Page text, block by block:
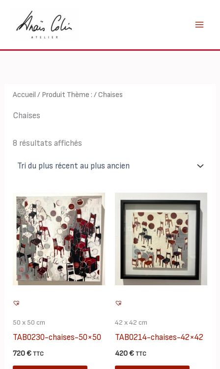
Accueil / Produit Thème : / Chaises
Chaises
8 résultats affichés
récent
ancien
50 x 50 cm
TAB0230-chaises-50×50
720€ TTC
42 x 42 cm
TAB0214-chaises-42×42
420€ TTC